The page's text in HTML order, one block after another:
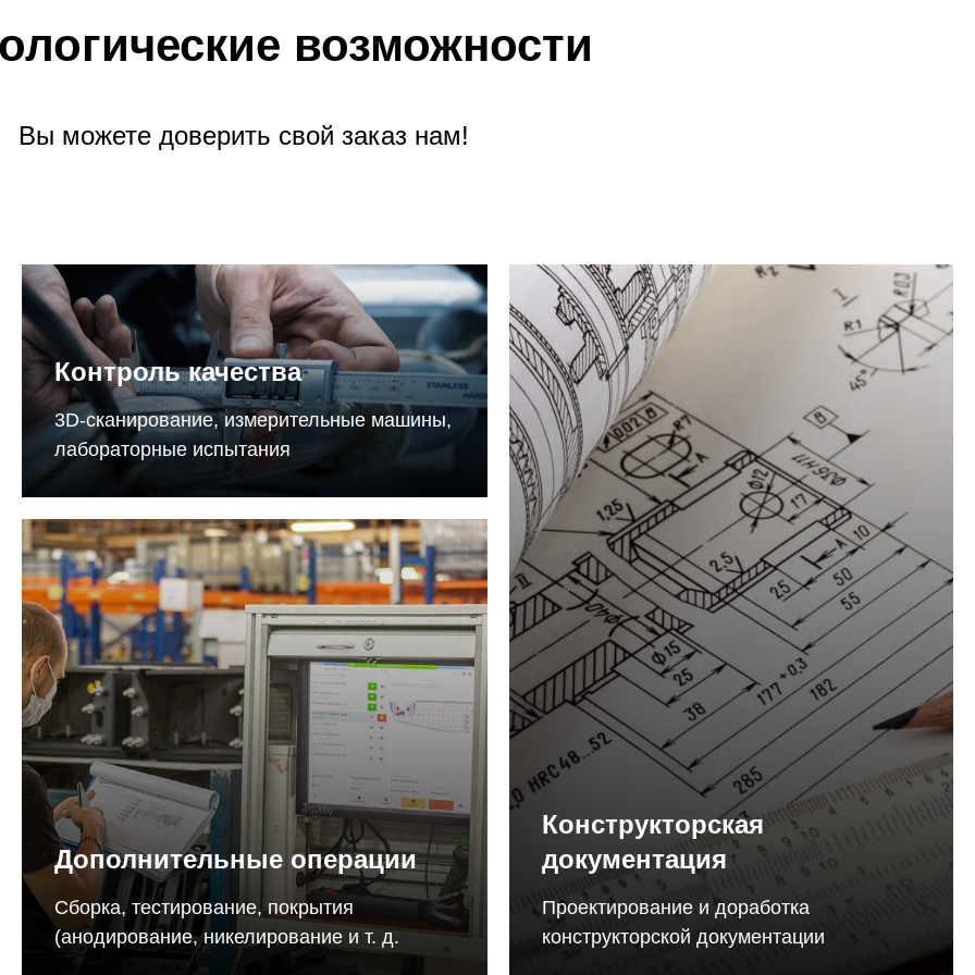
возможности
Вы можете доверить свой заказ нам!
Контроль качества
3D-сканирование, измерительные машины,
лабораторные испытания
Дополнительные операции
Сборка, тестирование, покрытия
(анодирование, никелирование и т. д.
Конструкторская
документация
Проектирование и доработка
конструкторской документации